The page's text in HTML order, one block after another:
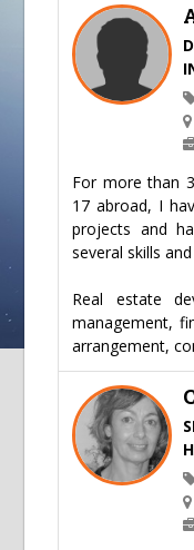
For more than
17 abroad, I
projects and
several skills
Real estate
management,
arrangement,